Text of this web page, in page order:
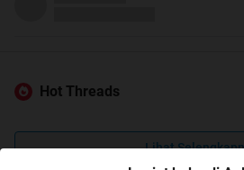
Hot Threads
Lihat